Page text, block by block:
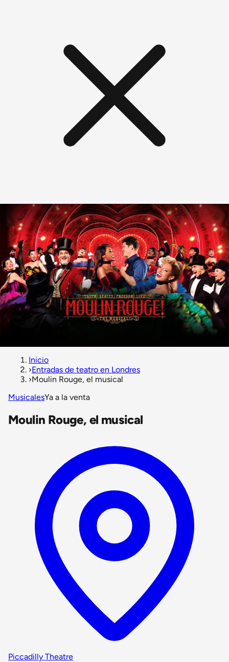
Inicio
›Entradas de teatro en Londres
›Moulin Rouge, el musical
MusicalesYa a la venta
Moulin Rouge, el musical
Piccadilly Theatre